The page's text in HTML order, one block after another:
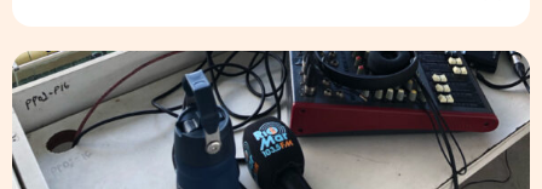
Por trás da emoção: A rotina de uma transmissão de